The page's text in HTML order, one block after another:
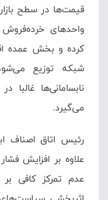
قیمت‌ها در سطح
واحدهای خرده‌فروش
کرده و بخش عمده
شبکه توزیع
نابسامانی‌ها
می‌گیرد.
رئیس اتاق اصناف
علاوه بر افزایش
عدم تمرکز کافی